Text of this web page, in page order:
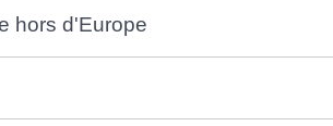
hors d'Europe